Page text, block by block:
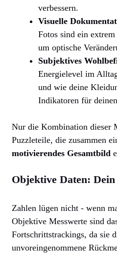
verbessern.
Visuelle
Fotos sind ein
um optische
Subjektives
Energielevel im
und wie deine
Indikatoren für
Nur die Kombination dieser
Puzzleteile, die zusammen
motivierendes Gesamtbild
Objektive Daten:
Zahlen lügen nicht - wenn
Objektive Messwerte sind
Fortschrittstrackings, da sie
unvoreingenommene